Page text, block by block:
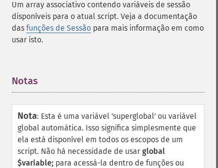
Um array associativo contendo variáveis de sessão
disponíveis para o atual script. Veja a documentação
das funções de Sessão para mais informação em como
usar isto.
Notas
Nota: Esta é uma variável 'superglobal' ou variável
global automática. Isso significa simplesmente que
ela está disponível em todos os escopos de um
script. Não há necessidade de usar global
$variable; para acessá-la dentro de funções ou